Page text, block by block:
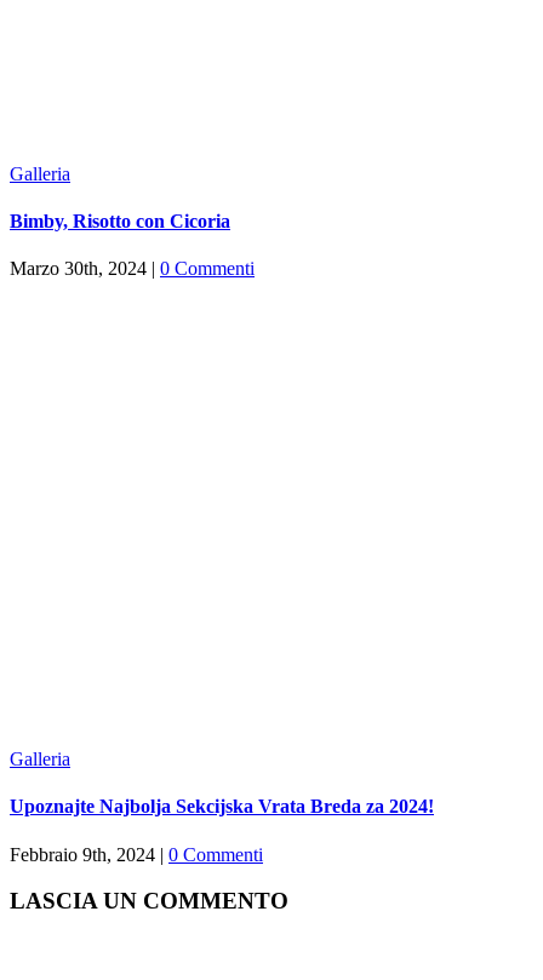
Galleria
Bimby, Risotto con Cicoria
Marzo 30th, 2024 | 0 Commenti
Galleria
Upoznajte Najbolja Sekcijska Vrata Breda za 2024!
Febbraio 9th, 2024 | 0 Commenti
LASCIA UN COMMENTO